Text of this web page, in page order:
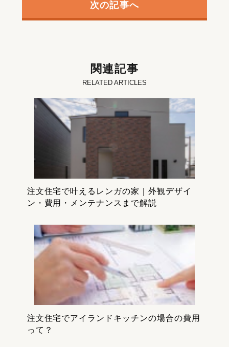
次の記事へ
関連記事
RELATED ARTICLES
注文住宅で叶えるレンガの家｜外観デザイ
ン・費用・メンテナンスまで解説
注文住宅でアイランドキッチンの場合の費用
って？